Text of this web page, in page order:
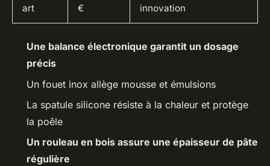
art
€
innovation
Une balance électronique garantit un dosage
précis
Un fouet inox allège mousse et émulsions
La spatule silicone résiste à la chaleur et protège
la poêle
Un rouleau en bois assure une épaisseur de pâte
régulière